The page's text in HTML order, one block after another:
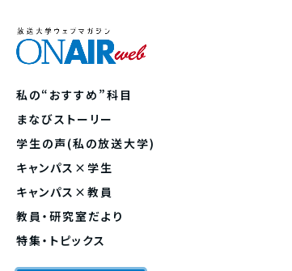
私の“おすすめ”科目
まなびストーリー
学生の声(私の放送大学)
キャンパス×学生
キャンパス×教員
教員・研究室だより
特集・トピックス